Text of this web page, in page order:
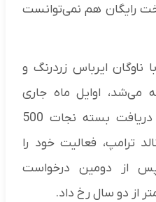
رایگان هم نمی‌توانست
ناوگان ایرباس زردرنگ و
می‌شد، اوایل ماه جاری
میلادی پس از ناکامی در دریافت بسته نجات 500
ترامپ، فعالیت خود را
از دومین درخواست
از دو سال رخ داد.